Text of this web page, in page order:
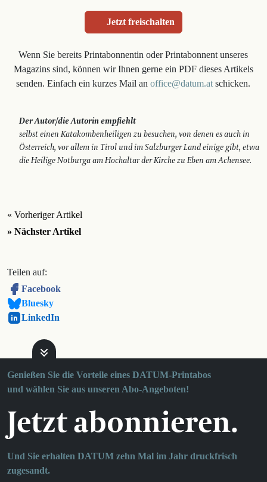
Jetzt freischalten
Wenn Sie bereits Printabonnentin oder Printabonnent unseres
Magazins sind, können wir Ihnen gerne ein PDF dieses Artikels
senden. Einfach ein kurzes Mail anoffice@datum.atschicken.
Der Autor/die Autorin empfiehlt
selbst einen Katakombenheiligen zu besuchen, von denen es auch in
Österreich, vor allem in Tirol und im Salzburger Land einige gibt, etwa
die Heilige Notburga am Hochaltar der Kirche zu Eben am Achensee.
« Vorheriger Artikel
» Nächster Artikel
Teilen auf:
Facebook
Bluesky
LinkedIn
Genießen Sie die Vorteile eines DATUM-Printabos
und wählen Sie aus unseren Abo-Angeboten!
Jetzt abonnieren.
Und Sie erhalten DATUM zehn Mal im Jahr druckfrisch
zugesandt.